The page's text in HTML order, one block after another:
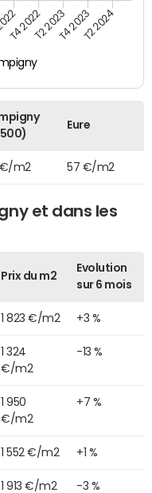
T4 2022T2 2023T4 2023T2 2024
Eure
m2 57 €/m2
et dans les
Prix du m2
Evolution
sur 6 mois
1 823 €/m2 +3 %
1 324
€/m2
-13 %
1 950
€/m2
+7 %
1 552 €/m2 +1 %
1 913 €/m2 -3 %